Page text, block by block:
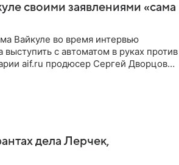
своими заявлениями «сама
Вайкуле во время интервью
с автоматом в руках против
aif.ru продюсер Сергей Дворцов
дела Лерчек,